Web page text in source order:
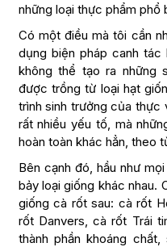
những loại thực phẩm phổ
Có một điều mà tôi cần
dụng biện pháp canh
không thể tạo ra những
được trồng từ loại hạt
trình sinh trưởng của thực
rất nhiều yếu tố, mà
hoàn toàn khác hẳn, theo
Bên cạnh đó, hầu như
bảy loại giống khác nhau.
giống cà rốt sau: cà rốt
rốt Danvers, cà rốt Trái
thành phần khoáng